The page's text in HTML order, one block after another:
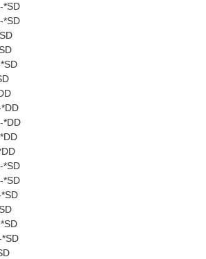
*SD
*SD
*DD
*SD
*SD